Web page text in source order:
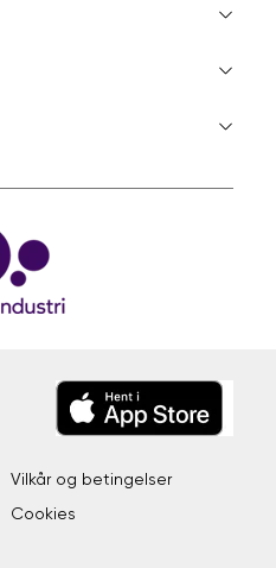
Vilkår og betingelser
Cookies